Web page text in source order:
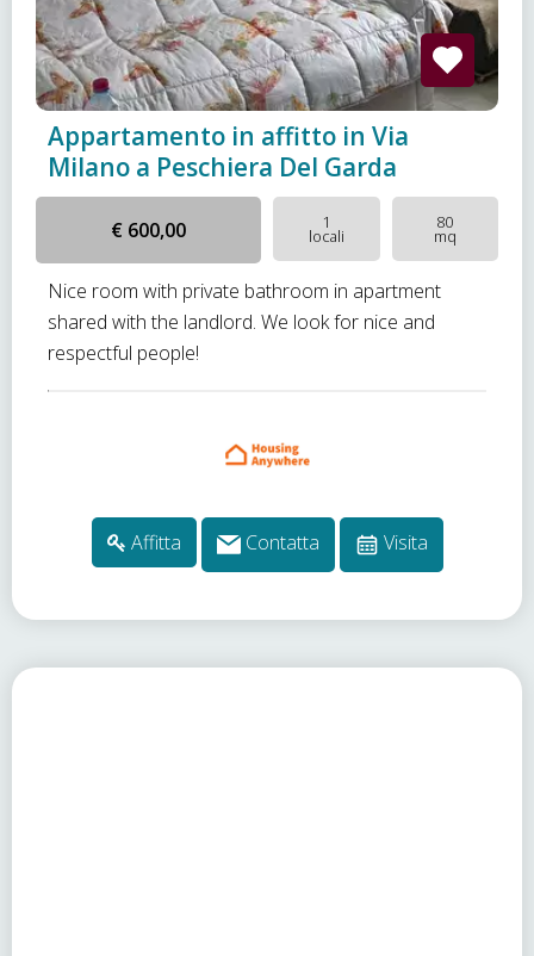
Appartamento in affitto in Via
Milano a Peschiera Del Garda
€ 600,00 1
locali
80
mq
Nice room with private bathroom in apartment
shared with the landlord. We look for nice and
respectful people!
Affitta Contatta Visita